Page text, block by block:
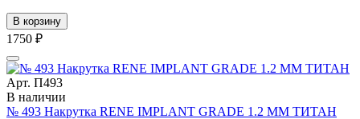
В корзину
1750 ₽
Арт. П493
В наличии
№ 493 Накрутка RENE IMPLANT GRADE 1.2 ММ ТИТАН